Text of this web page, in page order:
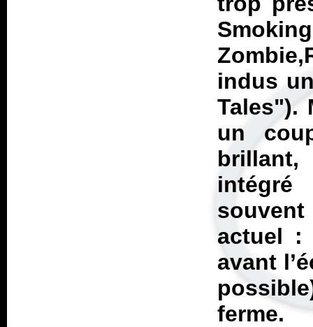
indus
Tales").
un
actuel :
avant
ferme.